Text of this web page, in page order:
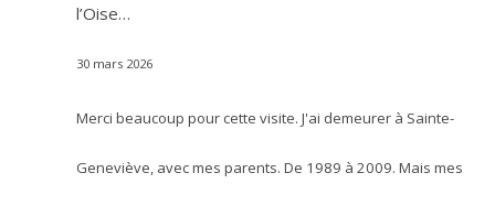
l’Oise…
30 mars 2026
Merci beaucoup pour cette visite. J'ai demeurer à Sainte-
Geneviève, avec mes parents. De 1989 à 2009. Mais mes